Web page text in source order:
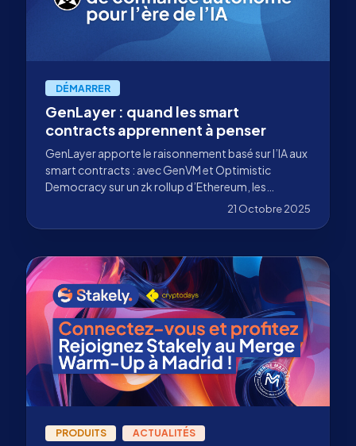
DÉMARRER
GenLayer : quand les smart
contracts apprennent à penser
GenLayer apporte le raisonnement basé sur l’IA aux
smart contracts : avec GenVM et Optimistic
Democracy sur un zk rollup d’Ethereum, les
contrats peuvent interpréter le langage naturel et
21 Octobre 2025
PRODUITS ACTUALITÉS